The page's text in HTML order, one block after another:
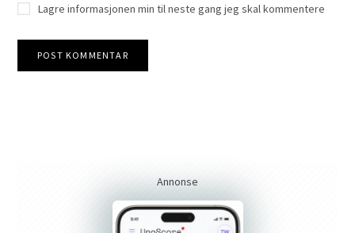
Lagre informasjonen min til neste gang jeg skal kommentere
Annonse